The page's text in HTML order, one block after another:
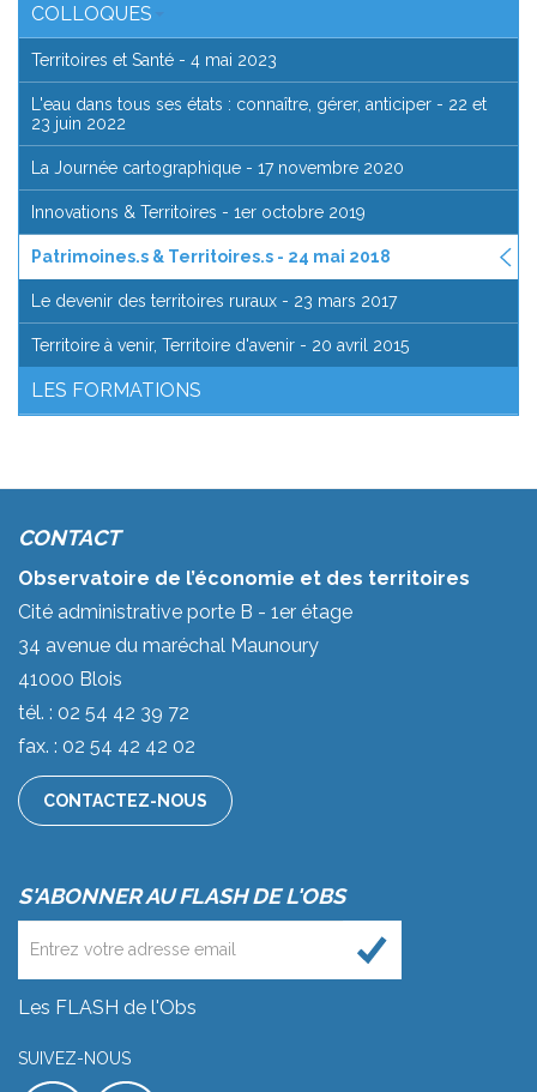
COLLOQUES
Territoires et Santé - 4 mai 2023
L'eau dans tous ses états : connaître, gérer, anticiper - 22 et
23 juin 2022
La Journée cartographique - 17 novembre 2020
Innovations & Territoires - 1er octobre 2019
Patrimoines.s & Territoires.s - 24 mai 2018
Le devenir des territoires ruraux - 23 mars 2017
Territoire à venir, Territoire d'avenir - 20 avril 2015
LES FORMATIONS
CONTACT
Observatoire de l’économie et des territoires
Cité administrative porte B - 1er étage
34 avenue du maréchal Maunoury
41000 Blois
tél. : 02 54 42 39 72
fax. : 02 54 42 42 02
CONTACTEZ-NOUS
S'ABONNER AU FLASH DE L'OBS
Les FLASH de l'Obs
SUIVEZ-NOUS